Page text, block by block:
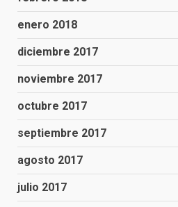
enero 2018
diciembre 2017
noviembre 2017
octubre 2017
septiembre 2017
agosto 2017
julio 2017